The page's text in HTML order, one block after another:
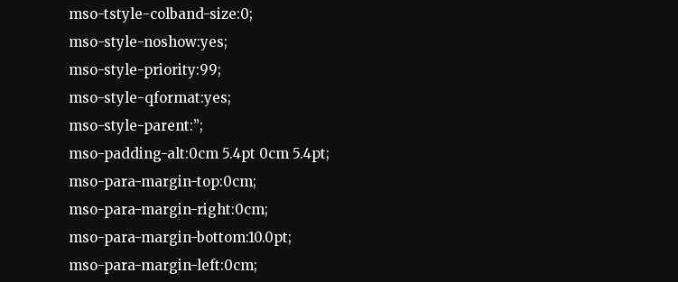
mso-tstyle-colband-size:0;
mso-style-noshow:yes;
mso-style-priority:99;
mso-style-qformat:yes;
mso-style-parent:”;
mso-padding-alt:0cm 5.4pt 0cm 5.4pt;
mso-para-margin-top:0cm;
mso-para-margin-right:0cm;
mso-para-margin-bottom:10.0pt;
mso-para-margin-left:0cm;